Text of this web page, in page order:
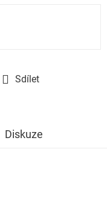
Sdílet
Diskuze